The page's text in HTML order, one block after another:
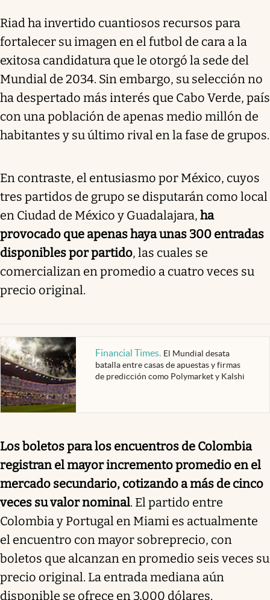
Riad ha invertido cuantiosos recursos para
fortalecer su imagen en el futbol de cara a la
exitosa candidatura que le otorgó la sede del
Mundial de 2034. Sin embargo, su selección no
ha despertado más interés que Cabo Verde, país
con una población de apenas medio millón de
habitantes y su último rival en la fase de grupos.
En contraste, el entusiasmo por México, cuyos
tres partidos de grupo se disputarán como local
en Ciudad de México y Guadalajara, ha
provocado que apenas haya unas 300 entradas
disponibles por partido, las cuales se
comercializan en promedio a cuatro veces su
precio original.
Financial Times. El Mundial desata
batalla entre casas de apuestas y firmas
de predicción como Polymarket y Kalshi
Los boletos para los encuentros de Colombia
registran el mayor incremento promedio en el
mercado secundario, cotizando a más de cinco
veces su valor nominal. El partido entre
Colombia y Portugal en Miami es actualmente
el encuentro con mayor sobreprecio, con
boletos que alcanzan en promedio seis veces su
precio original. La entrada mediana aún
disponible se ofrece en 3,000 dólares.